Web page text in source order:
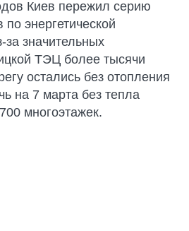
Киев пережил серию
энергетической
за значительных
ТЭЦ более тысячи
остались без отопления
на 7 марта без тепла
многоэтажек.